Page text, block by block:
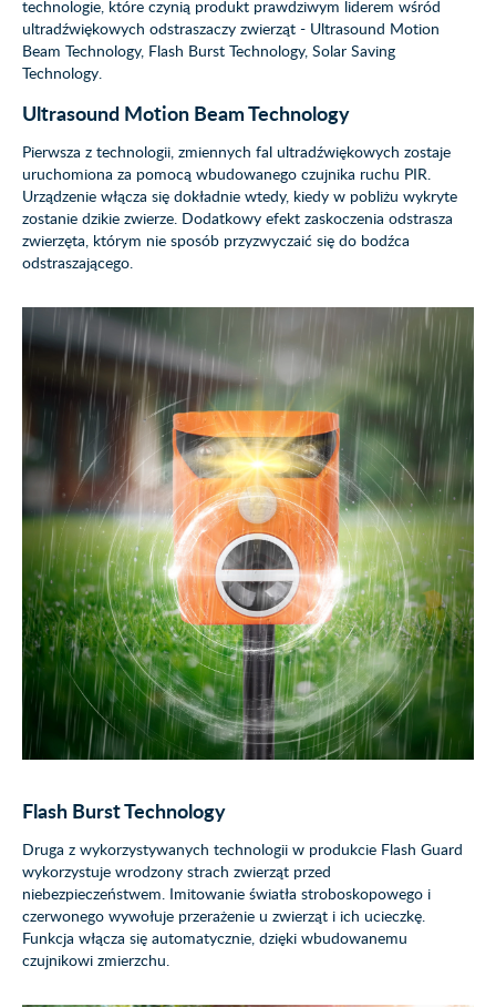
technologie, które czynią produkt prawdziwym liderem wśród
ultradźwiękowych odstraszaczy zwierząt - Ultrasound Motion
Beam Technology, Flash Burst Technology, Solar Saving
Technology.
Ultrasound Motion Beam Technology
Pierwsza z technologii, zmiennych fal ultradźwiękowych zostaje
uruchomiona za pomocą wbudowanego czujnika ruchu PIR.
Urządzenie włącza się dokładnie wtedy, kiedy w pobliżu wykryte
zostanie dzikie zwierze. Dodatkowy efekt zaskoczenia odstrasza
zwierzęta, którym nie sposób przyzwyczaić się do bodźca
odstraszającego.
Flash Burst Technology
Druga z wykorzystywanych technologii w produkcie Flash Guard
wykorzystuje wrodzony strach zwierząt przed
niebezpieczeństwem. Imitowanie światła stroboskopowego i
czerwonego wywołuje przerażenie u zwierząt i ich ucieczkę.
Funkcja włącza się automatycznie, dzięki wbudowanemu
czujnikowi zmierzchu.